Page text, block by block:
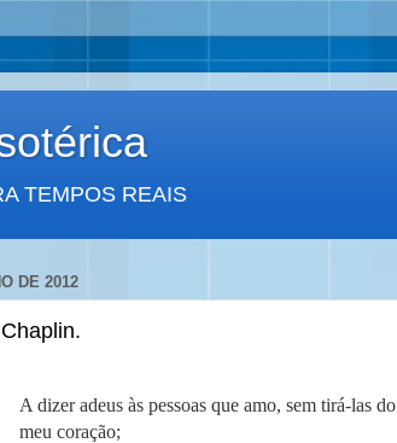
TEMPOS REAIS
DE 2012
A dizer adeus às pessoas que amo, sem tirá-las do
meu coração;